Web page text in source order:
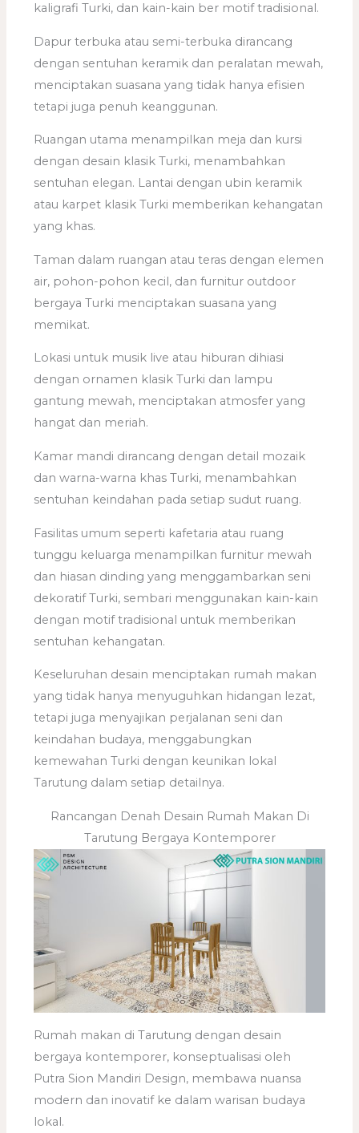
kaligrafi Turki, dan kain-kain ber motif tradisional.
Dapur terbuka atau semi-terbuka dirancang
dengan sentuhan keramik dan peralatan mewah,
menciptakan suasana yang tidak hanya efisien
tetapi juga penuh keanggunan.
Ruangan utama menampilkan meja dan kursi
dengan desain klasik Turki, menambahkan
sentuhan elegan. Lantai dengan ubin keramik
atau karpet klasik Turki memberikan kehangatan
yang khas.
Taman dalam ruangan atau teras dengan elemen
air, pohon-pohon kecil, dan furnitur outdoor
bergaya Turki menciptakan suasana yang
memikat.
Lokasi untuk musik live atau hiburan dihiasi
dengan ornamen klasik Turki dan lampu
gantung mewah, menciptakan atmosfer yang
hangat dan meriah.
Kamar mandi dirancang dengan detail mozaik
dan warna-warna khas Turki, menambahkan
sentuhan keindahan pada setiap sudut ruang.
Fasilitas umum seperti kafetaria atau ruang
tunggu keluarga menampilkan furnitur mewah
dan hiasan dinding yang menggambarkan seni
dekoratif Turki, sembari menggunakan kain-kain
dengan motif tradisional untuk memberikan
sentuhan kehangatan.
Keseluruhan desain menciptakan rumah makan
yang tidak hanya menyuguhkan hidangan lezat,
tetapi juga menyajikan perjalanan seni dan
keindahan budaya, menggabungkan
kemewahan Turki dengan keunikan lokal
Tarutung dalam setiap detailnya.
Rancangan Denah Desain Rumah Makan Di
Tarutung Bergaya Kontemporer
Rumah makan di Tarutung dengan desain
bergaya kontemporer, konseptualisasi oleh
Putra Sion Mandiri Design, membawa nuansa
modern dan inovatif ke dalam warisan budaya
lokal.